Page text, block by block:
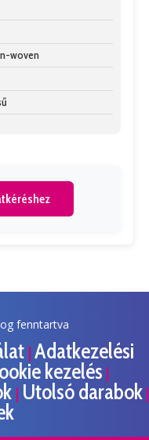
woven
fenntartva
| Adatkezelési
kezelés |
| Utolsó darabok|